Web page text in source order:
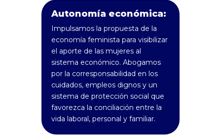
Autonomía económica:
Impulsamos la propuesta de la
economía feminista para visibilizar
el aporte de las mujeres al
sistema económico. Abogamos
por la corresponsabilidad en los
cuidados, empleos dignos y un
sistema de protección social que
favorezca la conciliación entre la
vida laboral, personal y familiar.